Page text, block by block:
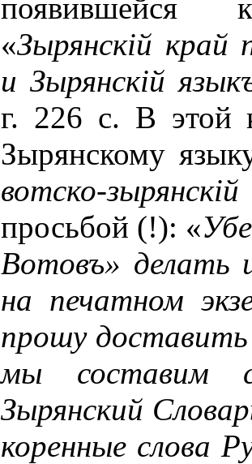
«Зырянскiй край
и Зырянскiй
г. 226 с. В этой
Зырянскому
вотско-
просьбой (!): «
Вотовъ» делать
на печатном
прошу
мы составим
Зырянский
коренные слова